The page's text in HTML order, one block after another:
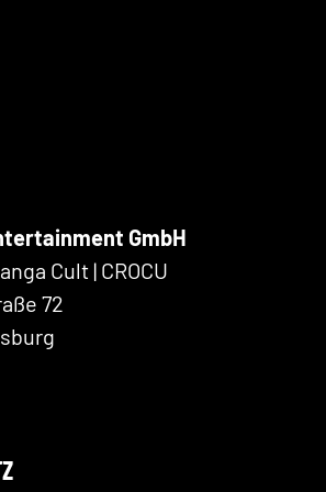
GmbH
Cult | CROCU
72